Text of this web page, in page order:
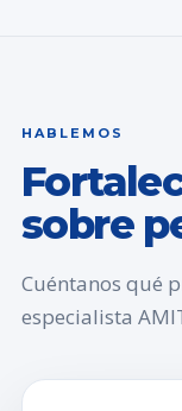
HABLEMOS
sobre
Cuéntanos qué
especialista